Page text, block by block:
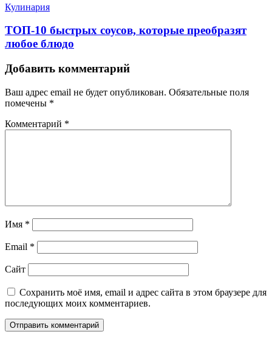
Кулинария
ТОП-10 быстрых соусов, которые преобразят
любое блюдо
Добавить комментарий
Ваш адрес email не будет опубликован. Обязательные поля
помечены *
Комментарий *
Имя *
Email *
Сайт
Сохранить моё имя, email и адрес сайта в этом браузере для
последующих моих комментариев.